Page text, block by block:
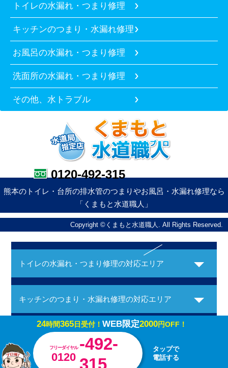
トイレの水漏れ・つまり修理
キッチンのつまり・水漏れ修理
お風呂の水漏れ・つまり修理
洗面所の水漏れ・つまり修理
その他、水トラブル
0120-492-315
熊本のトイレ・台所の排水管のつまりやお風呂・水漏れ修理なら
「くまもと水道職人」
Copyright ©くまもと水道職人. All Rights Reserved.
トイレの水漏れ・つまり修理の対応エリア
キッチンのつまり・水漏れ修理の対応エリア
お風呂の水漏れ・つまり修理の対応エリア
24時間365日受付！ WEB限定2000円OFF！
フリーダイヤル
0120
-492-
315
タップで
電話する